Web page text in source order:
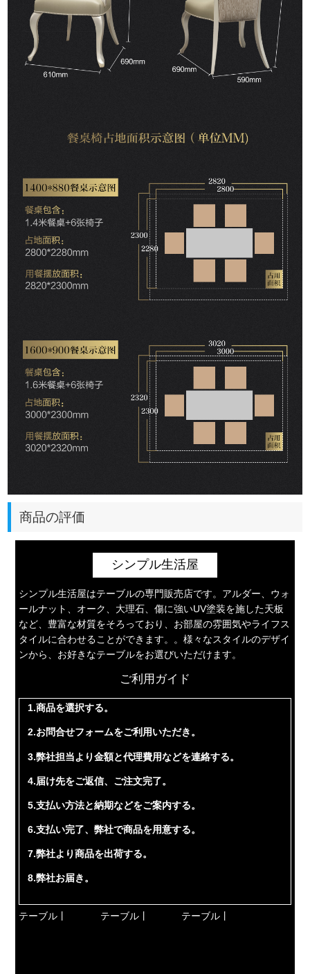
商品の評価
シンプル生活屋
シンプル生活屋はテーブルの専門販売店です。アルダー、ウォ
ールナット、オーク、大理石、傷に強いUV塗装を施した天板
など、豊富な材質をそろっており、お部屋の雰囲気やライフス
タイルに合わせることができます。。様々なスタイルのデザイ
ンから、お好きなテーブルをお選びいただけます。
ご利用ガイド
1.商品を選択する。
2.お問合せフォームをご利用いただき。
3.弊社担当より金額と代理費用などを連絡する。
4.届け先をご返信、ご注文完了。
5.支払い方法と納期などをご案内する。
6.支払い完了、弊社で商品を用意する。
7.弊社より商品を出荷する。
8.弊社お届き。
テーブル丨 テーブル丨 テーブル丨